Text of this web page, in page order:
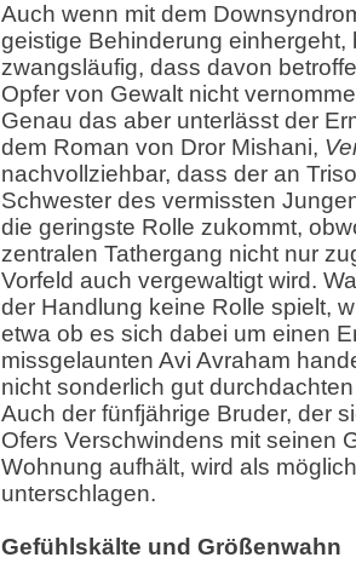
Auch wenn mit dem
geistige Behinderung einhergeht,
zwangsläufig, dass davon
Opfer von Gewalt nicht
Genau das aber unterlässt der
dem Roman von Dror Mishani,
nachvollziehbar, dass der an
Schwester des vermissten
die geringste Rolle zukommt,
zentralen Tathergang nicht nur
Vorfeld auch vergewaltigt wird.
der Handlung keine Rolle spielt,
etwa ob es sich dabei um einen
missgelaunten Avi Avraham
nicht sonderlich gut
Auch der fünfjährige Bruder, der
Ofers Verschwindens mit seinen
Wohnung aufhält, wird als
unterschlagen.
Gefühlskälte und Größenwahn